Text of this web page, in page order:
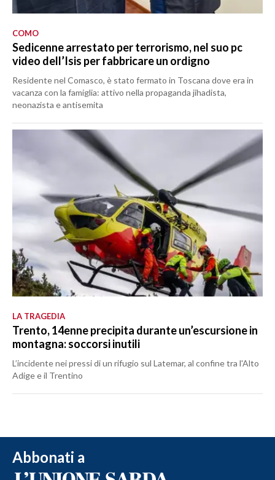
COMO
Sedicenne arrestato per terrorismo, nel suo pc
video dell’Isis per fabbricare un ordigno
Residente nel Comasco, è stato fermato in Toscana dove era in
vacanza con la famiglia: attivo nella propaganda jihadista,
neonazista e antisemita
LA TRAGEDIA
Trento, 14enne precipita durante un’escursione in
montagna: soccorsi inutili
L’incidente nei pressi di un rifugio sul Latemar, al confine tra l'Alto
Adige e il Trentino
Abbonati a